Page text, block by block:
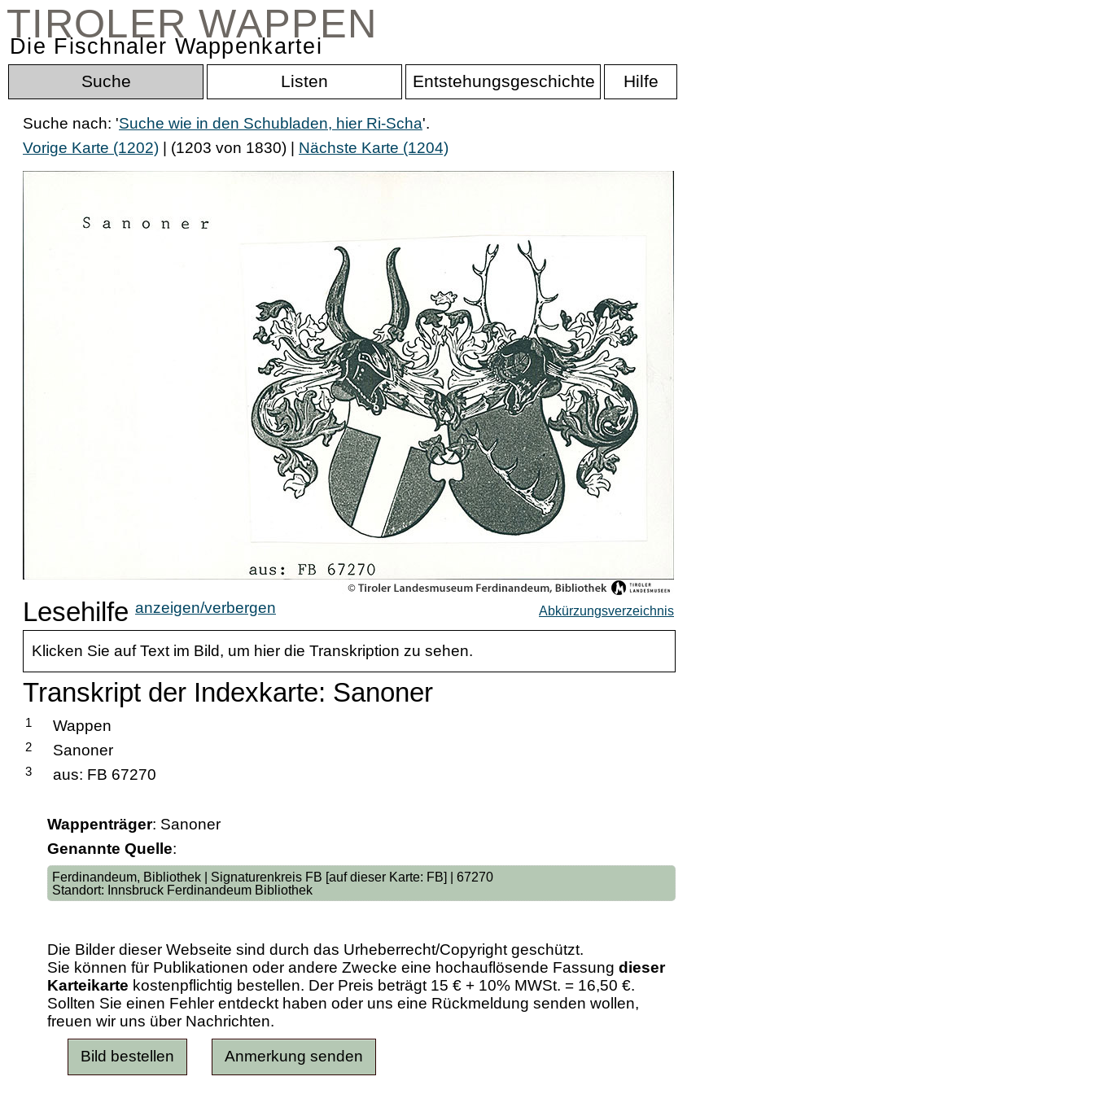
TIROLER WAPPEN
Die Fischnaler Wappenkartei
Suche Listen Entstehungsgeschichte Hilfe
Suche nach: 'Suche wie in den Schubladen, hier Ri-Scha'.
Vorige Karte (1202) | (1203 von 1830) | Nächste Karte (1204)
Lesehilfe anzeigen/verbergen Abkürzungsverzeichnis
Klicken Sie auf Text im Bild, um hier die Transkription zu sehen.
Transkript der Indexkarte: Sanoner
1 Wappen
2 Sanoner
3 aus: FB 67270
Wappenträger: Sanoner
Genannte Quelle:
Ferdinandeum, Bibliothek | Signaturenkreis FB [auf dieser Karte: FB] | 67270
Standort: Innsbruck Ferdinandeum Bibliothek
Die Bilder dieser Webseite sind durch das Urheberrecht/Copyright geschützt.
Sie können für Publikationen oder andere Zwecke eine hochauflösende Fassung dieser
Karteikarte kostenpflichtig bestellen. Der Preis beträgt 15 € + 10% MWSt. = 16,50 €.
Sollten Sie einen Fehler entdeckt haben oder uns eine Rückmeldung senden wollen,
freuen wir uns über Nachrichten.